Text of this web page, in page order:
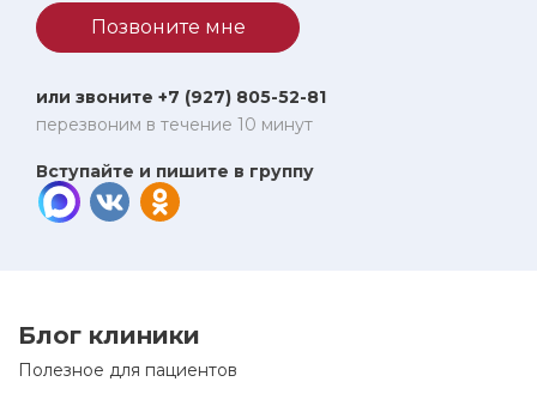
Позвоните мне
или звоните +7 (927) 805-52-81
перезвоним в течение 10 минут
Вступайте и пишите в группу
Блог клиники
Полезное для пациентов